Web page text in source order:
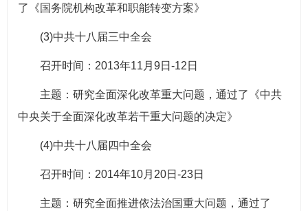
了《国务院机构改革和职能转变方案》
(3)中共十八届三中全会
召开时间：2013年11月9日-12日
主题：研究全面深化改革重大问题，通过了《中共
中央关于全面深化改革若干重大问题的决定》
(4)中共十八届四中全会
召开时间：2014年10月20日-23日
主题：研究全面推进依法治国重大问题，通过了